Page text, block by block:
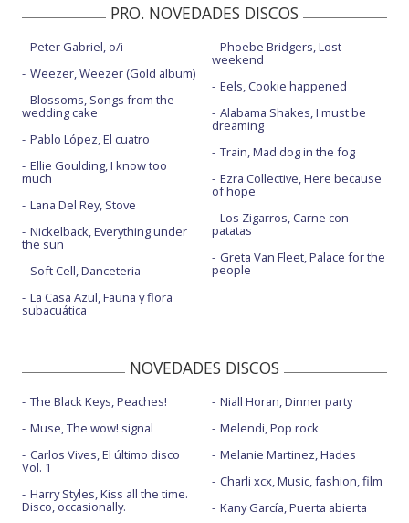
PRO. NOVEDADES DISCOS
Peter Gabriel, o/i
Weezer, Weezer (Gold album)
Blossoms, Songs from the
wedding cake
Pablo López, El cuatro
Ellie Goulding, I know too
much
Lana Del Rey, Stove
Nickelback, Everything under
the sun
Soft Cell, Danceteria
La Casa Azul, Fauna y flora
subacuática
Phoebe Bridgers, Lost
weekend
Eels, Cookie happened
Alabama Shakes, I must be
dreaming
Train, Mad dog in the fog
Ezra Collective, Here because
of hope
Los Zigarros, Carne con
patatas
Greta Van Fleet, Palace for the
people
NOVEDADES DISCOS
The Black Keys, Peaches!
Muse, The wow! signal
Carlos Vives, El último disco
Vol. 1
Harry Styles, Kiss all the time.
Disco, occasionally.
Niall Horan, Dinner party
Melendi, Pop rock
Melanie Martinez, Hades
Charli xcx, Music, fashion, film
Kany García, Puerta abierta